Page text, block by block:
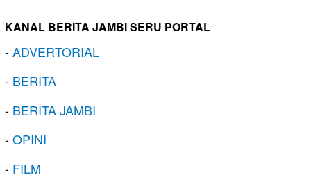
KANAL BERITA JAMBI SERU PORTAL
-ADVERTORIAL
- BERITA
- BERITA JAMBI
-OPINI
- FILM